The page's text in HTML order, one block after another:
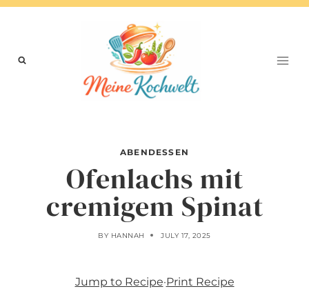
Skip
ABENDESSEN
Ofenlachs mit
cremigem Spinat
BY HANNAH JULY 17, 2025
Jump to Recipe·Print Recipe